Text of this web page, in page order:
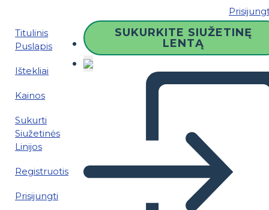
Titulinis
Puslapis
Ištekliai
Kainos
Sukurti
Siužetinės
Linijos
Registruotis
Prisijungti
SUKURKITE SIUŽETINĘ
LENTĄ